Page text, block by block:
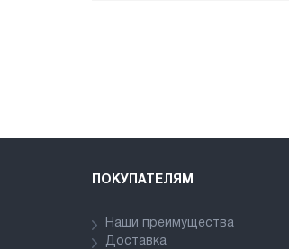
ПОКУПАТЕЛЯМ
Наши преимущества
Доставка